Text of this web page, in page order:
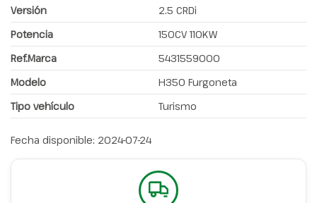
Versión
2.5 CRDi
Potencia
150CV 110KW
Ref.Marca
5431559000
Modelo
H350 Furgoneta
Tipo vehículo
Turismo
Fecha disponible: 2024-07-24